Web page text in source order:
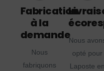
Fabrication
à la
demande
Nous
fabriquons
Nous
opté pour
Laposte en